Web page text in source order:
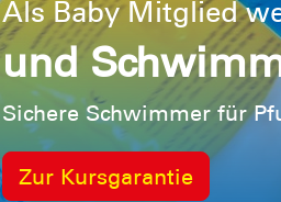
Als Baby Mitglied
und
Sichere Schwimmer für
Zur Kursgarantie